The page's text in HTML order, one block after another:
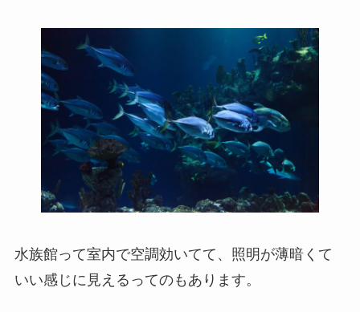
水族館って室内で空調効いてて、照明が薄暗くて
いい感じに見えるってのもあります。